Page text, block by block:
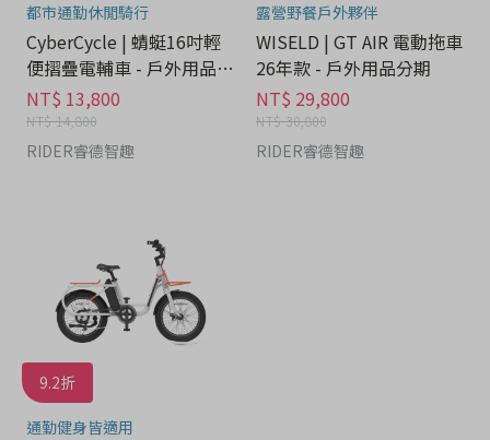
都市通勤休閒騎行
CyberCycle | 蜻蜓16吋輕
便摺疊電輔車 - 戶外用品分
期
NT$ 13,800
NT$ 14,800
RIDER睿德智趣
露營野餐戶外夥伴
WISELD | GT AIR 電動拖車
26年款 - 戶外用品分期
NT$ 29,800
NT$ 30,800
RIDER睿德智趣
9.2折
通勤健身皆適用